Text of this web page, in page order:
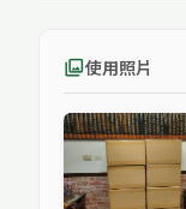
photo_library使用照片